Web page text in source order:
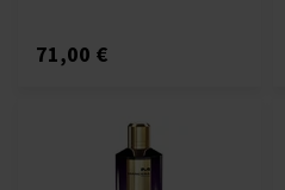
71,00 €